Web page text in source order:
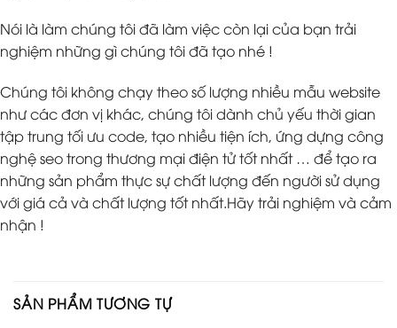
Nói là làm chúng tôi đã làm việc còn lại của bạn trải
nghiệm những gì chúng tôi đã tạo nhé !
Chúng tôi không chạy theo số lượng nhiều mẫu website
như các đơn vị khác, chúng tôi dành chủ yếu thời gian
tập trung tối ưu code, tạo nhiều tiện ích, ứng dựng công
nghệ seo trong thương mại điện tử tốt nhất … để tạo ra
những sản phẩm thực sự chất lượng đến người sử dụng
với giá cả và chất lượng tốt nhất.Hãy trải nghiệm và cảm
nhận !
SẢN PHẨM TƯƠNG TỰ